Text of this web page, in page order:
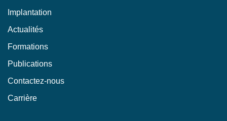
Implantation
Actualités
Formations
Publications
Contactez-nous
Carrière